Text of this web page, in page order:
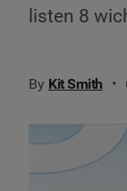
listen 8
By Kit Smith